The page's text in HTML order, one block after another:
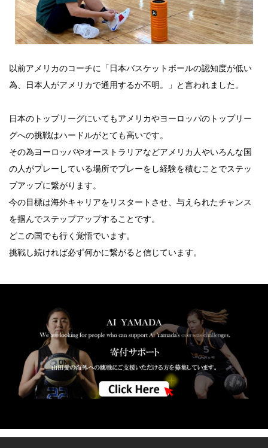
以前アメリカのコーチに「日本バスケットボールの認知度が低い
為、日本人がアメリカで通用するか不明。」と言われました。
日本のトップリーグにいてもアメリカやヨーロッパのトップリー
グへの挑戦はハードルがとても高いです。
その為ヨーロッパやオーストラリアなどアメリカ人やいろんな国
の人がプレーしている場所でプレーをし経験を積むことでステッ
プアップに繋がります。
今の目標は海外キャリアをリスタートさせ、与えられたチャンス
を掴んでステップアップすることです。
どこの国でも行く覚悟でいます。
挑戦し続ければ必ず何かに繋がると信じています。